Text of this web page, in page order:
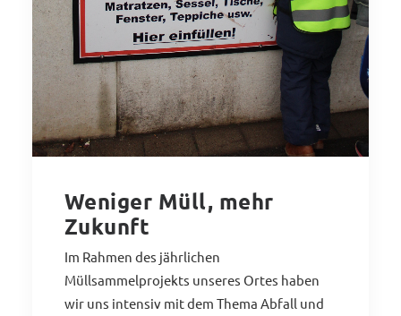
Weniger Müll, mehr
Zukunft
Im Rahmen des jährlichen
Müllsammelprojekts unseres Ortes haben
wir uns intensiv mit dem Thema Abfall und